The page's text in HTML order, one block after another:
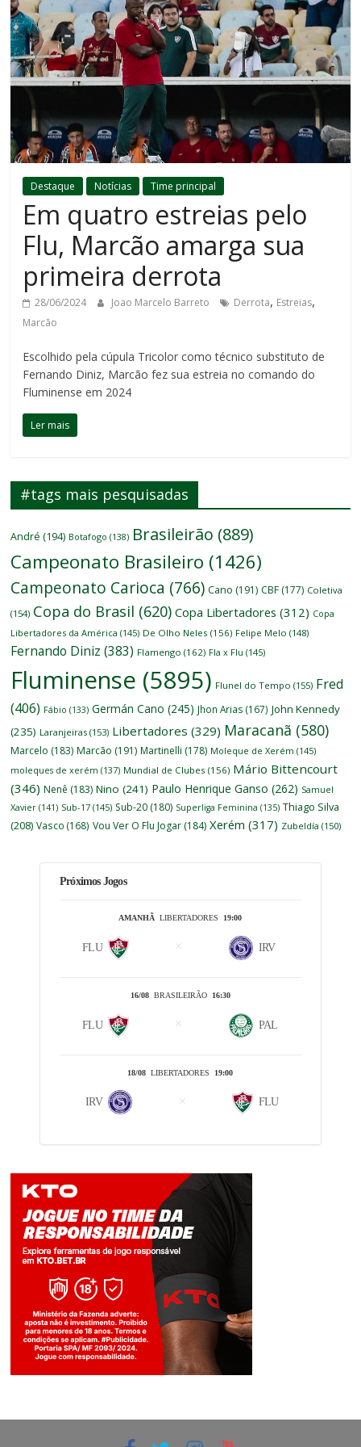
Destaque Notícias Time principal
Em quatro estreias pelo
Flu, Marcão amarga sua
primeira derrota
28/06/2024 Joao Marcelo Barreto Derrota, Estreias,
Marcão
Escolhido pela cúpula Tricolor como técnico substituto de
Fernando Diniz, Marcão fez sua estreia no comando do
Fluminense em 2024
Ler mais
#tags mais pesquisadas
André (194) Botafogo (138) Brasileirão (889)
Campeonato Brasileiro (1426)
Campeonato Carioca (766) Cano (191) CBF (177) Coletiva
(154) Copa do Brasil (620) Copa Libertadores (312) Copa
Libertadores da América (145) De Olho Neles (156) Felipe Melo (148)
Fernando Diniz (383) Flamengo (162) Fla x Flu (145)
Fluminense (5895) Flunel do Tempo (155) Fred
(406) Fábio (133) Germán Cano (245) Jhon Arias (167) John Kennedy
(235) Laranjeiras (153) Libertadores (329) Maracanã (580)
Marcelo (183) Marcão (191) Martinelli (178) Moleque de Xerém (145)
moleques de xerém (137) Mundial de Clubes (156) Mário Bittencourt
(346) Nenê (183) Nino (241) Paulo Henrique Ganso (262) Samuel
Xavier (141) Sub-17 (145) Sub-20 (180) Superliga Feminina (135) Thiago Silva
(208) Vasco (168) Vou Ver O Flu Jogar (184) Xerém (317) Zubeldía (150)
Próximos Jogos
AMANHÃ LIBERTADORES 19:00
FLU IRV
16/08BRASILEIRÃO 16:30
FLU PAL
18/08 LIBERTADORES 19:00
IRV FLU